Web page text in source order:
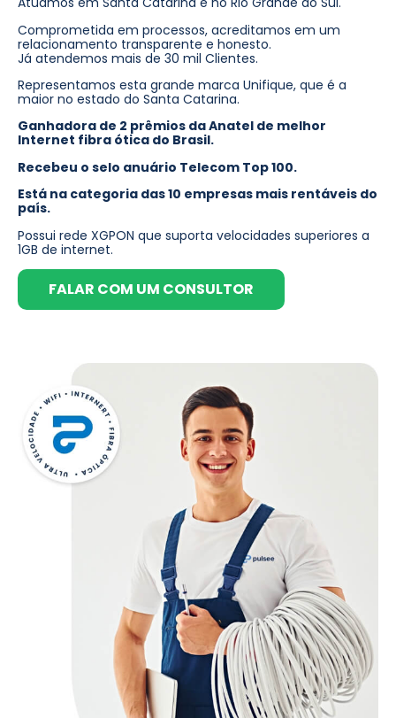
Comprometida em processos, acreditamos em um
relacionamento transparente e honesto.
Já atendemos mais de 30 mil Clientes.
Representamos esta grande marca Unifique, que é a
maior no estado do Santa Catarina.
Ganhadora de 2 prêmios da Anatel de melhor
Internet fibra ótica do Brasil.
Recebeu o selo anuário Telecom Top 100.
Está na categoria das 10 empresas mais rentáveis do
país.
Possui rede XGPON que suporta velocidades superiores a
1GB de internet.
FALAR COM UM CONSULTOR